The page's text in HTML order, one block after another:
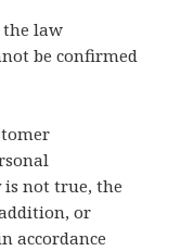
the law
be confirmed
not true, the
or
accordance